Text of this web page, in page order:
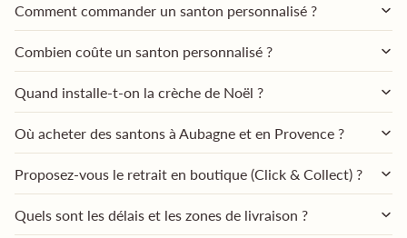
Comment commander un santon personnalisé ?
Combien coûte un santon personnalisé ?
Quand installe-t-on la crèche de Noël ?
Où acheter des santons à Aubagne et en Provence ?
Proposez-vous le retrait en boutique (Click & Collect) ?
Quels sont les délais et les zones de livraison ?